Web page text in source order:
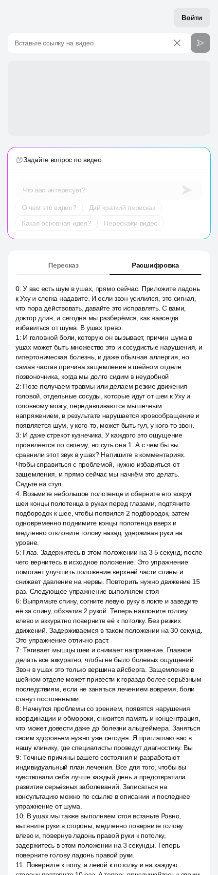
Войти
Вставьте ссылку на видео
Задайте вопрос по видео
Что вас интересует?
О чем это видео?
Дай краткий пересказ
Какая основная идея?
Перескажи видео
Пересказ Расшифровка
0:У вас есть шум в ушах, прямо сейчас. Приложите ладонь
к Уху и слегка надавите. И если звон усилился, это сигнал,
что пора действовать, давайте это исправлять. С вами,
доктор длин, и сегодня мы разберёмся, как навсегда
избавиться от шума. В ушах трево.
1 : И головной боли, которую он вызывает, причин шума в
ушах может быть множество это и сосудистые нарушения, и
гипертоническая болезнь, и даже обычная аллергия, но
самая частая причина защемление в шейном отделе
позвоночника, когда мы долго сидим в неудобной
2: Позе получаем травмы или делаем резкие движения
головой, отдельные сосуды, которые идут от шеи к Уху и
головному мозгу, передавливаются мышечным
напряжением, в результате нарушается кровообращение и
появляется шум, у кого-то, может быть гул, у кого-то звон.
3: И даже стрекот кузнечика. У каждого это ощущение
проявляется по своему, но суть она 1. А с чем бы вы
сравнили этот звук в ушах? Напишите в комментариях.
Чтобы справиться с проблемой, нужно избавиться от
защемления, и прямо сейчас мы начнём это делать.
Сядьте на стул.
4: Возьмите небольшое полотенце и оберните его вокруг
шеи концы полотенца в руках перед глазами, подтяните
подбородок к шее, чтобы появился 2 подбородок, затем
одновременно поднимите концы полотенца вверх и
медленно отклоните голову назад, удерживая руки на
уровне.
5: Глаз. Задержитесь в этом положении на 3 5 секунд, после
чего вернитесь в исходное положение. Это упражнение
помогает улучшить положение верхней части спины и
снижает давление на нервы. Повторить нужно движение 15
раз. Следующее упражнение выполняем стоя
6: Выпрямьте спину, согните левую руку в локте и заведите
её за спину, обхватив 2 рукой. Теперь наклоните голову
влево и аккуратно поверните её к потолку. Без резких
движений. Задерживаемся в таком положении на 30 секунд.
Это упражнение отлично раст.
7:Тягивает мышцы шеи и снимает напряжение. Главное
делать все аккуратно, чтобы не было болевых ощущений.
Звон в ушах это только вершина айсберга. Защемление в
шейном отделе может привести к гораздо более серьёзным
последствиям, если не заняться лечением вовремя, боли
станут постоянными.
8: Начнутся проблемы со зрением, появятся нарушения
координации и обмороки, снизится память и концентрация,
что может довести даже до болезни альцгеймера. Заняться
своим здоровьем нужно уже сегодня. Я приглашаю вас в
нашу клинику, где специалисты проведут диагностику. Вы
9:Точные причины вашего состояния и разработают
индивидуальный план лечения. Все для того, чтобы вы
чувствовали себя лучше каждый день и предотвратили
развитие серьёзных заболеваний. Записаться на
консультацию можно по ссылке в описании и последнее
упражнение от шума.
10: В ушах мы также выполняем стоя встаньте Ровно,
вытяните руки в стороны, медленно поверните голову
влево и, повернув ладонь правой руки к потолку,
задержитесь в этом положении на 3 секунды. Теперь
поверните голову ладонь правой руки.
11: Поверните к полу, а левой к потолку и на каждую